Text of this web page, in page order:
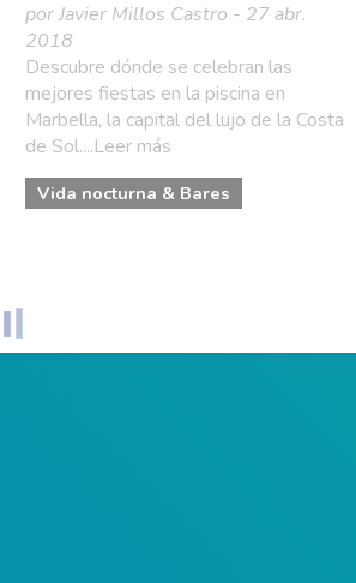
por Javier Millos Castro - 27 abr.
2018
Descubre dónde se celebran las
mejores fiestas en la piscina en
Marbella, la capital del lujo de la Costa
de Sol....Leer más
Vida nocturna & Bares